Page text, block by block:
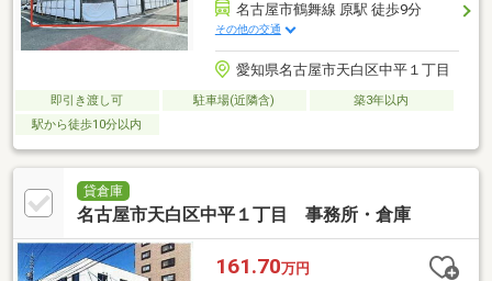
名古屋市鶴舞線 原駅 徒歩9分
その他の交通
愛知県名古屋市天白区中平１丁目
即引き渡し可 駐車場(近隣含)
築3年以内
駅から徒歩10分以内
貸倉庫
名古屋市天白区中平１丁目 事務所・倉庫
161.70万円